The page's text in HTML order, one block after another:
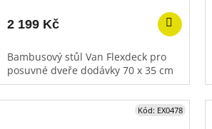
2 199 Kč
Bambusový stůl Van Flexdeck pro
posuvné dveře dodávky 70 x 35 cm
Kód: EX0478